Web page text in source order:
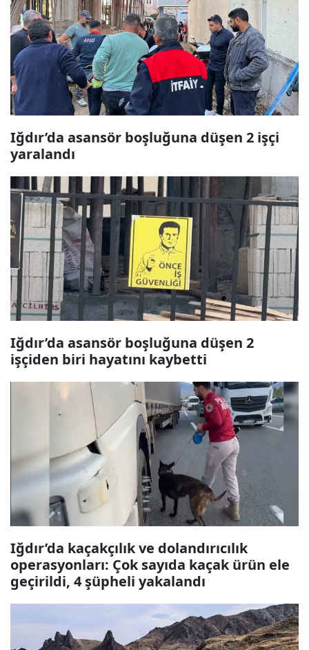
Iğdır’da asansör boşluğuna düşen 2 işçi
yaralandı
Iğdır’da asansör boşluğuna düşen 2
işçiden biri hayatını kaybetti
Iğdır’da kaçakçılık ve dolandırıcılık
operasyonları: Çok sayıda kaçak ürün ele
geçirildi, 4 şüpheli yakalandı